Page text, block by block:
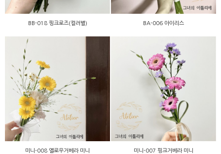
BB-018 핑크로즈(컬러별) BA-006 아이리스
미니-008 옐로우거베라 미
니
미니-008 옐로우거베라 미니
미니-007 핑크거베라 미니
미니-007 핑크거베라 미니